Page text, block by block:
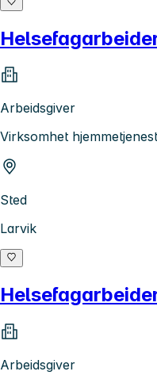
Arbeidsgiver
Virksomhet
Sted
Larvik
Arbeidsgiver